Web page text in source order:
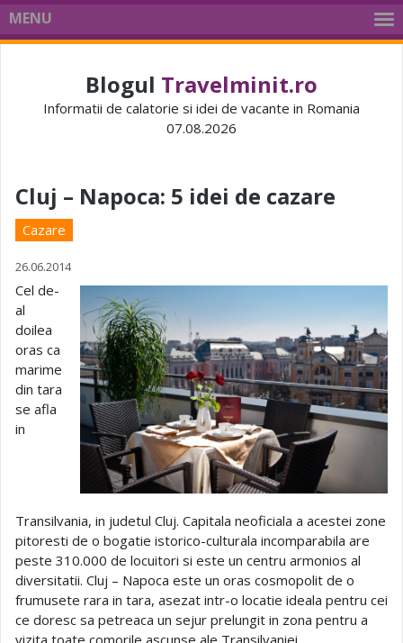
MENU
Blogul Travelminit.ro
Informatii de calatorie si idei de vacante in Romania
07.08.2026
Cluj – Napoca: 5 idei de cazare
Cazare
26.06.2014
Cel de-
al
doilea
oras ca
marime
din tara
se afla
in
Transilvania, in judetul Cluj. Capitala neoficiala a acestei zone
pitoresti de o bogatie istorico-culturala incomparabila are
peste 310.000 de locuitori si este un centru armonios al
diversitatii. Cluj – Napoca este un oras cosmopolit de o
frumusete rara in tara, asezat intr-o locatie ideala pentru cei
ce doresc sa petreaca un sejur prelungit in zona pentru a